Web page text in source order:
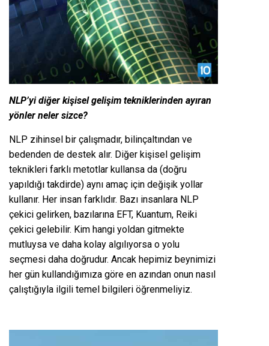
NLP’yi diğer kişisel gelişim tekniklerinden ayıran
yönler neler sizce?
NLP zihinsel bir çalışmadır, bilinçaltından ve
bedenden de destek alır. Diğer kişisel gelişim
teknikleri farklı metotlar kullansa da (doğru
yapıldığı takdirde) aynı amaç için değişik yollar
kullanır. Her insan farklıdır. Bazı insanlara NLP
çekici gelirken, bazılarına EFT, Kuantum, Reiki
çekici gelebilir. Kim hangi yoldan gitmekte
mutluysa ve daha kolay algılıyorsa o yolu
seçmesi daha doğrudur. Ancak hepimiz beynimizi
her gün kullandığımıza göre en azından onun nasıl
çalıştığıyla ilgili temel bilgileri öğrenmeliyiz.